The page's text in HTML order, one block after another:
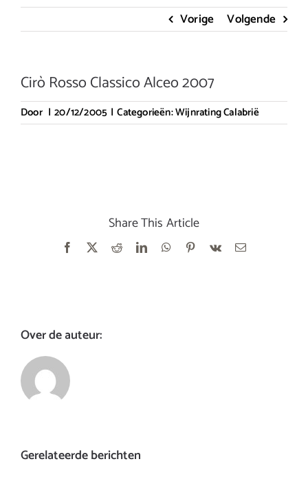
Vorige Volgende
Cirò Rosso Classico Alceo 2007
Door | 20/12/2005 | Categorieën:Wijnrating Calabrië
Share This Article
Facebook RedditLinkedInWhatsApp
Pinterest
Vk
E-
Over de auteur:
Gerelateerde berichten